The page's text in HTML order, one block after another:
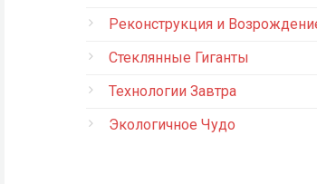
Реконструкция и
Стеклянные Гиганты
Технологии Завтра
Экологичное Чудо